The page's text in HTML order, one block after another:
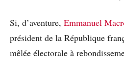
Si, d’aventure, Emmanuel
président de la République
mêlée électorale à